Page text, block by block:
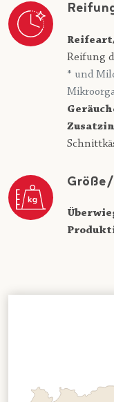
Reifung
* und